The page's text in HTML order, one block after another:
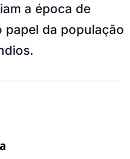
a época de
papel da população